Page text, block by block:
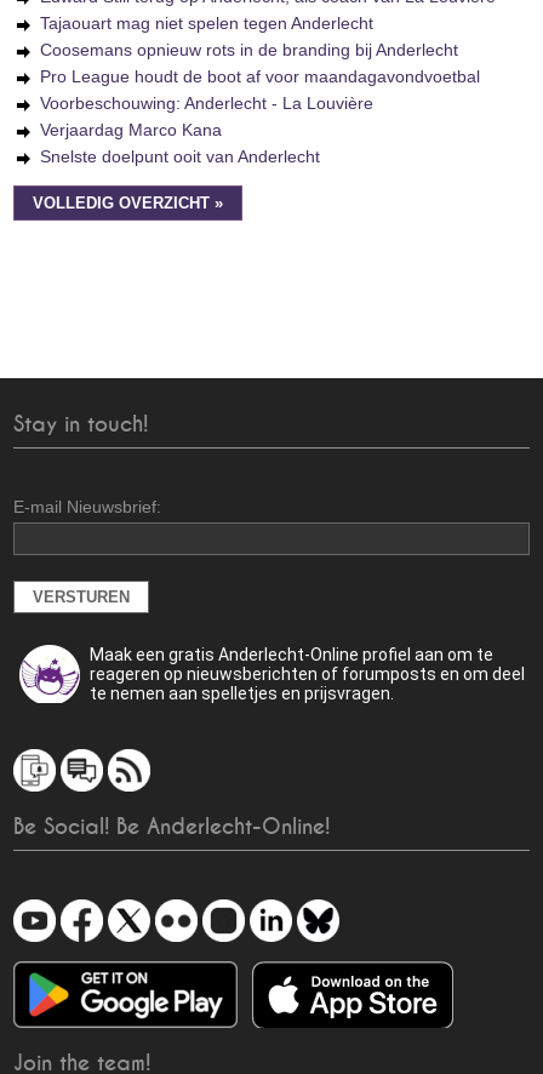
Tajaouart mag niet spelen tegen Anderlecht
Coosemans opnieuw rots in de branding bij Anderlecht
Pro League houdt de boot af voor maandagavondvoetbal
Voorbeschouwing: Anderlecht - La Louvière
Verjaardag Marco Kana
Snelste doelpunt ooit van Anderlecht
VOLLEDIG OVERZICHT »
Stay in touch!
E-mail Nieuwsbrief:
Maak een gratis Anderlecht-Online profiel aan om te
reageren op nieuwsberichten of forumposts en om deel
te nemen aan spelletjes en prijsvragen.
Be Social! Be Anderlecht-Online!
Join the team!